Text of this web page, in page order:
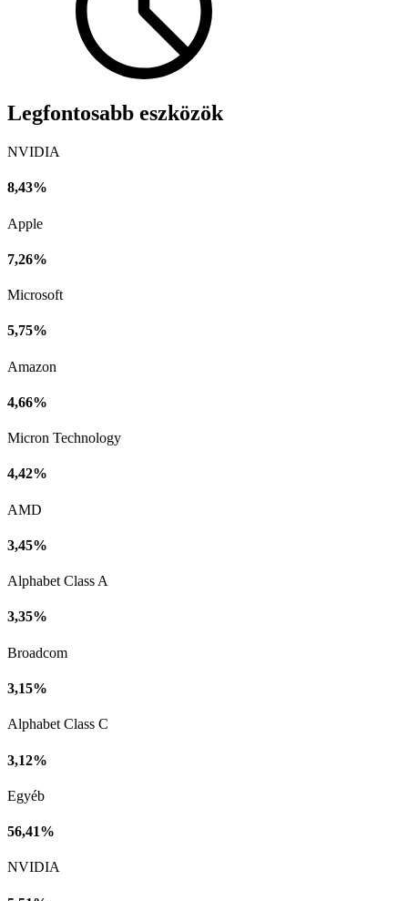
Legfontosabb eszközök
NVIDIA
8,43%
Apple
7,26%
Microsoft
5,75%
Amazon
4,66%
Micron Technology
4,42%
AMD
3,45%
Alphabet Class A
3,35%
Broadcom
3,15%
Alphabet Class C
3,12%
Egyéb
56,41%
NVIDIA